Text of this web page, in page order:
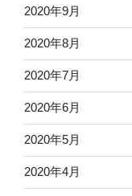
2020年9月
2020年8月
2020年7月
2020年6月
2020年5月
2020年4月